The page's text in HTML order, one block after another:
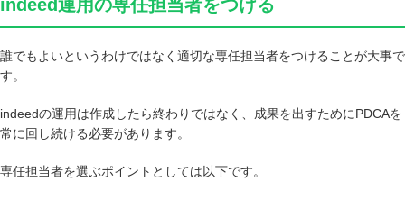
indeed運用の専任担当者をつける
誰でもよいというわけではなく適切な専任担当者をつけることが大事で
す。
indeedの運用は作成したら終わりではなく、成果を出すためにPDCAを
常に回し続ける必要があります。
専任担当者を選ぶポイントとしては以下です。